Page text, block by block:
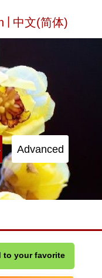
中文(简体)
to your favorite